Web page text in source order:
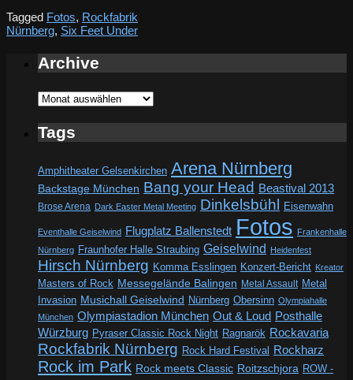
Tagged Fotos, Rockfabrik
Nürnberg, Six Feet Under
Archive
Archive
Tags
Amphitheater Gelsenkirchen Arena Nürnberg
Backstage München Bang your Head Beastival 2013
Brose Arena Dark Easter Metal Meeting Dinkelsbühl Eisenwahn
Eventhalle Geiselwind Flugplatz Ballenstedt Fotos Frankenhalle
Nürnberg Fraunhofer Halle Straubing Geiselwind Heidenfest
Hirsch Nürnberg Komma Esslingen Konzert-Bericht Kreator
Masters of Rock Messegelände Balingen Metal Assault Metal
Invasion Musichall Geiselwind Nürnberg Obersinn Olympiahalle
München Olympiastadion München Out & Loud Posthalle
Würzburg Pyraser Classic Rock Night Ragnarök Rockavaria
Rockfabrik Nürnberg Rock Hard Festival Rockharz
Rock im Park Rock meets Classic Roitzschjora ROW -